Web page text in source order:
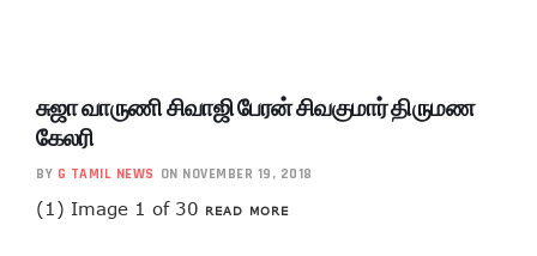
சுஜா வாருணி சிவாஜி பேரன் சிவகுமார் திருமண
கேலரி
BY G TAMIL NEWS ON NOVEMBER 19, 2018
(1) Image 1 of 30 READ MORE